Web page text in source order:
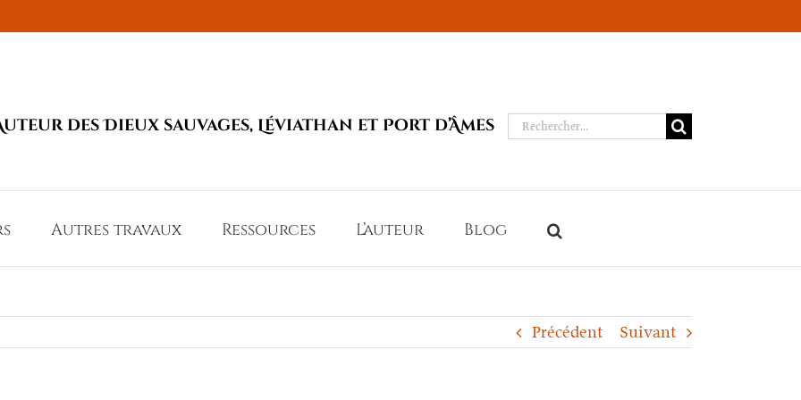
des Dieux sauvages, Léviathan et Port d’Âmes Rechercher:
Autres travaux Ressources L’auteur Blog
Précédent Suivant